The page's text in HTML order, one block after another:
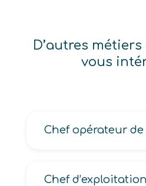
D’autres
vous
Chef opérateur
Chef